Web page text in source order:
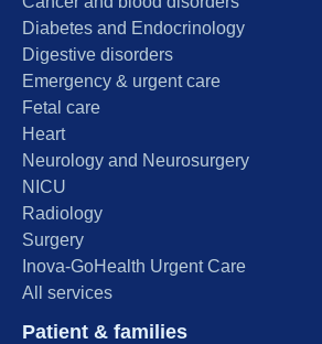
Diabetes and Endocrinology
Digestive disorders
Emergency & urgent care
Fetal care
Heart
Neurology and Neurosurgery
NICU
Radiology
Surgery
Inova-GoHealth Urgent Care
All services
Patient & families